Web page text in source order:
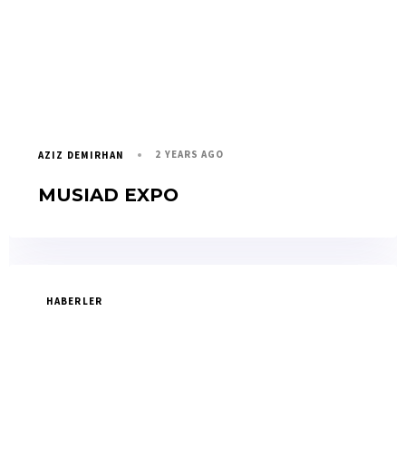
AZIZ DEMIRHAN 2 YEARS AGO
MUSIAD EXPO
HABERLER